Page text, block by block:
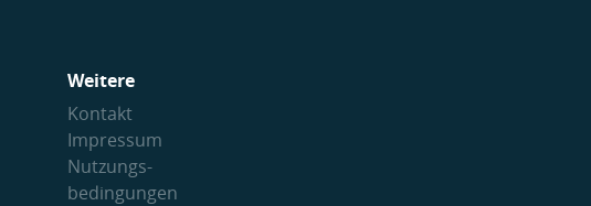
Weitere
Kontakt
Impressum
Nutzungs­
bedingungen